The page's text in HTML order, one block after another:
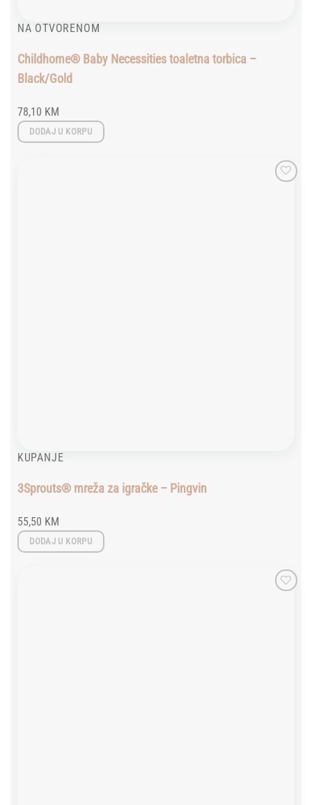
NA OTVORENOM
Childhome® Baby Necessities toaletna torbica –
Black/Gold
78,10 KM
DODAJ U KORPU
KUPANJE
3Sprouts® mreža za igračke – Pingvin
55,50 KM
DODAJ U KORPU